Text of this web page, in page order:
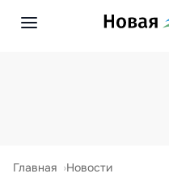
Главная Новости